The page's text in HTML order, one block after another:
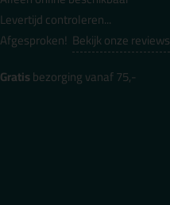
Levertijd controleren...
Afgesproken! Bekijk onze reviews
Gratisbezorging vanaf 75,-